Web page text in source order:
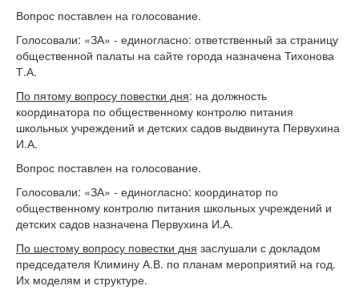
Вопрос поставлен на голосование.
Голосовали: «ЗА» - единогласно: ответственный за страницу
общественной палаты на сайте города назначена Тихонова
Т.А.
По пятому вопросу повестки дня: на должность
координатора по общественному контролю питания
школьных учреждений и детских садов выдвинута Первухина
И.А.
Вопрос поставлен на голосование.
Голосовали: «ЗА» - единогласно: координатор по
общественному контролю питания школьных учреждений и
детских садов назначена Первухина И.А.
По шестому вопросу повестки дня заслушали с докладом
председателя Климину А.В. по планам мероприятий на год.
Их моделям и структуре.